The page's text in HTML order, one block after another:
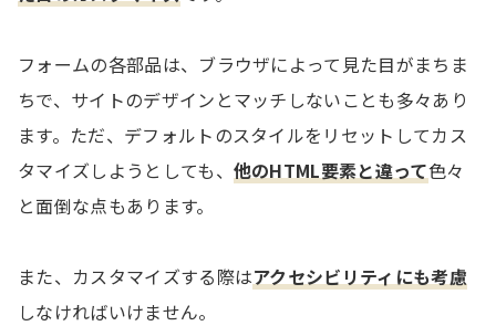
フォームの各部品は、ブラウザによって見た目がまちま
ちで、サイトのデザインとマッチしないことも多々あり
ます。ただ、デフォルトのスタイルをリセットしてカス
タマイズしようとしても、 他のHTML要素と違って色々
と面倒な点もあります。
また、カスタマイズする際はアクセシビリティにも考慮
しなければいけません。